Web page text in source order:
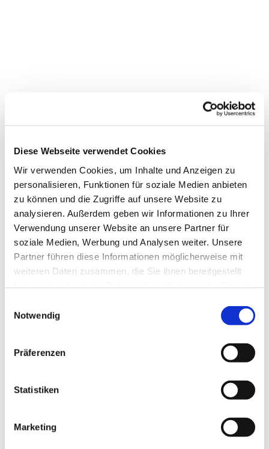
Diese Webseite verwendet Cookies
Wir verwenden Cookies, um Inhalte und Anzeigen zu
personalisieren, Funktionen für soziale Medien anbieten
zu können und die Zugriffe auf unsere Website zu
analysieren. Außerdem geben wir Informationen zu Ihrer
Verwendung unserer Website an unsere Partner für
soziale Medien, Werbung und Analysen weiter. Unsere
Partner führen diese Informationen möglicherweise mit
weiteren Daten zusammen, die Sie ihnen bereitgestellt
Notwendig
Präferenzen
Statistiken
Marketing
Dies könnte Sie auch
interessieren